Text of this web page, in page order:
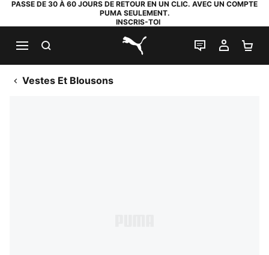
PASSE DE 30 À 60 JOURS DE RETOUR EN UN CLIC. AVEC UN COMPTE
PUMA SEULEMENT.
INSCRIS-TOI
PUMA.com
LIVE CHAT
MON
Vestes Et Blousons